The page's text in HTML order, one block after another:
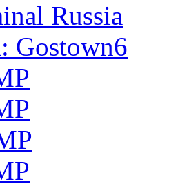
Russia
Gostown6